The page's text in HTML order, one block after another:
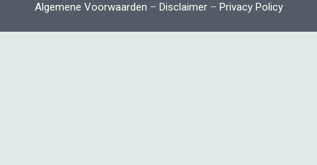
Algemene Voorwaarden – Disclaimer– Privacy Policy